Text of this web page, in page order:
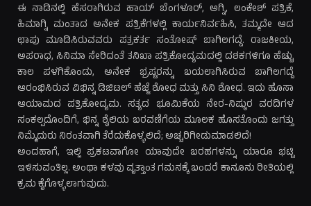
ಈ ನಾಡಿನಲ್ಲಿ ಹೆಸರಾಗಿರುವ ಹಾಯ್ ಬೆಂಗಳೂರ್, ಅಗ್ನಿ, ಲಂಕೇಶ್ ಪತ್ರಿಕೆ,
ಹಿಮಾಗ್ನಿ ಮಂತಾದ ಅನೇಕ ಪತ್ರಿಕೆಗಳಲ್ಲಿ ಕಾರ್ಯನಿರ್ವಹಿಸಿ, ತಮ್ಮದೇ ಆದ
ಛಾಪು ಮೂಡಿಸಿರುವವರು ಪತ್ರಕರ್ತ ಸಂತೋಷ್ ಬಾಗಿಲಗದ್ದೆ. ರಾಜಕೀಯ,
ಅಪರಾಧ, ಸಿನಿಮಾ ಸೇರಿದಂತೆ ತನಿಖಾ ಪತ್ರಿಕೋದ್ಯಮದಲ್ಲಿ ದಶಕಗಳಿಗೂ ಹೆಚ್ಚು
ಕಾಲ ಪಳಗಿಕೊಂಡು, ಅನೇಕ ಭ್ರಷ್ಟರನ್ನು ಬಯಲಾಗಿಸಿರುವ ಬಾಗಿಲಗದ್ದೆ
ಆರಂಭಿಸಿರುವ ವಿಭಿನ್ನ ಡಿಜಿಟಲ್ ಹೆಜ್ಜೆ ಶೋಧ ಮತ್ತು ಸಿನಿ ಶೋಧ. ಇದು ಹೊಸಾ
ಆಯಾಮದ ಪತ್ರಿಕೋದ್ಯಮ. ಸತ್ಯದ ಭೂಮಿಕೆಯ ನೇರ-ನಿಷ್ಠುರ ವರದಿಗಳ
ಸಂಕಲ್ಪದೊಂದಿಗೆ, ಭಿನ್ನ ಶೈಲಿಯ ಬರವಣಿಗೆಯ ಮೂಲಕ ಹೊಸತೊಂದು ಜಗತ್ತು
ನಿಮ್ಮೆದುರು ನಿರಂತವಾಗಿ ತೆರೆದುಕೊಳ್ಳಲಿದೆ; ಅಚ್ಚರಿಗೀಡುಮಾಡಲಿದೆ!
ಅಂದಹಾಗೆ, ಇಲ್ಲಿ ಪ್ರಕಟವಾಗೋ ಯಾವುದೇ ಬರಹಗಳನ್ನು ಯಾರೂ ಭಟ್ಟಿ
ಇಳಿಸುವಂತಿಲ್ಲ. ಅಂಥಾ ಕಳವು ವೃತ್ತಾಂತ ಗಮನಕ್ಕೆ ಬಂದರೆ ಕಾನೂನು ರೀತಿಯಲ್ಲಿ
ಕ್ರಮ ಕೈಗೊಳ್ಳಲಾಗುವುದು.